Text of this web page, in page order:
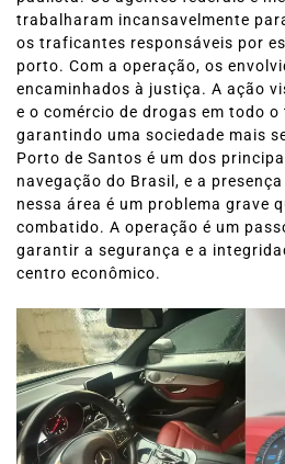
trabalharam incansavelmente
os traficantes responsáveis por
porto. Com a operação, os
encaminhados à justiça. A ação
e o comércio de drogas em todo
garantindo uma sociedade mais
Porto de Santos é um dos
navegação do Brasil, e a
nessa área é um problema grave
combatido. A operação é um
garantir a segurança e a
centro econômico.